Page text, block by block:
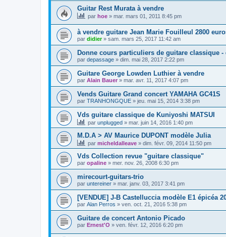
Guitar Rest Murata à vendre
par hoe » mar. mars 01, 2011 8:45 pm
à vendre guitare Jean Marie Fouilleul 2800
par didier» sam. mars 25, 2017 11:42 am
Donne cours particuliers de guitare classique -
par depassage » dim. mai 28, 2017 2:22 pm
Guitare George Lowden Luthier à vendre
par Alain Bauer » mar. avr. 11, 2017 4:07 pm
Vends Guitare Grand concert YAMAHA GC41S
par TRANHONGQUE » jeu. mai 15, 2014 3:38 pm
Vds guitare classique de Kuniyoshi MATSUI
par unplugged » mar. juin 14, 2016 1:40 pm
M.D.A > AV Maurice DUPONT modèle Julia
par micheldalleave » dim. févr. 09, 2014 11:50 pm
Vds Collection revue "guitare classique"
par opaline » mer. nov. 26, 2008 6:30 pm
mirecourt-guitars-trio
par untereiner » mar. janv. 03, 2017 3:41 pm
[VENDUE] J-B Castelluccia modèle E1 épicéa
par Alan Perros » ven. oct. 21, 2016 5:38 pm
Guitare de concert Antonio Picado
par Ernest'O » ven. févr. 12, 2016 6:20 pm